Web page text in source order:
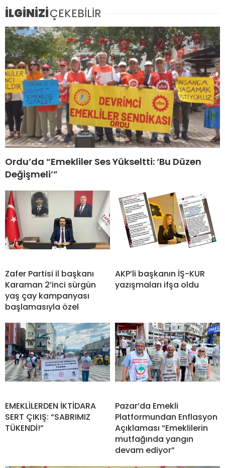
İLGİNİZİÇEKEBİLİR
Ordu’da “Emekliler Ses Yükseltti: ‘Bu Düzen
Değişmeli’”
Zafer Partisi il başkanı
Karaman 2’inci sürgün
yaş çay kampanyası
başlamasıyla özel
AKP’li başkanın İŞ-KUR
yazışmaları ifşa oldu
EMEKLİLERDEN İKTİDARA
SERT ÇIKIŞ: “SABRIMIZ
TÜKENDİ!”
Pazar’da Emekli
Platformundan Enflasyon
Açıklaması “Emeklilerin
mutfağında yangın
devam ediyor”